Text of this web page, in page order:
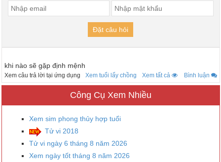
Đặt câu hỏi
khi nào sẽ gặp định mệnh
Xem câu trả lời tại ứng dụng Xem tuổi lấy chồng Xem tất cả Bình luận
Công Cụ Xem Nhiều
Xem sim phong thủy hợp tuổi
Tử vi 2018
Tử vi ngày 6 tháng 8 năm 2026
Xem ngày tốt tháng 8 năm 2026